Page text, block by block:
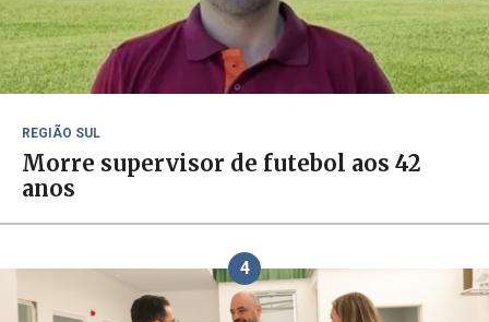
REGIÃO SUL
Morre supervisor de futebol aos 42
anos
4